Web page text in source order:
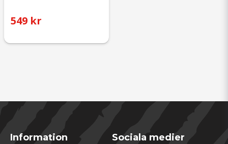
549 kr
Information Sociala medier